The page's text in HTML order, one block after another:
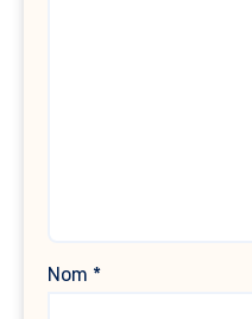
Nom *